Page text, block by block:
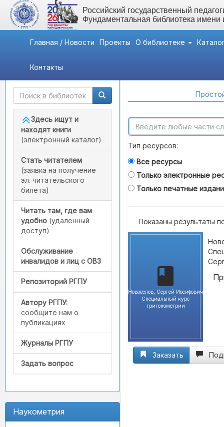
Российский государственный
Фундаментальная библиотека
Главная / Новости Проекты О библиотеке
Контакты
Быстрый доступ
Здесь ищут и
находят книги
(электронный каталог)
Стать читателем
(заявка на получение
эл. читательского
билета)
Читать там, где вам
удобно (удаленный
доступ)
Обслуживание
инвалидов и лиц с ОВЗ
Репозиторий РГПУ
Автору РГПУ:
сообщите нам о
публикациях
Журналы РГПУ
Задать вопрос
Наукометрия
Тип ресурсов:
Все ресурсы
Только электронные
Только печатные
Показаны результаты
Новоселов, Сергей Иосифович
Специальный курс
тригонометрии
Заказать